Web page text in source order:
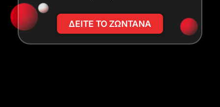
ΔΕΙΤΕ ΤΟ ΖΩΝΤΑΝΑ